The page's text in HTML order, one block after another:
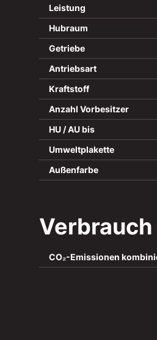
Leistung
Hubraum
Getriebe
Antriebsart
Kraftstoff
Anzahl Vorbesitzer
HU / AU bis
Umweltplakette
Außenfarbe
Verbrauch
CO₂-Emissionen